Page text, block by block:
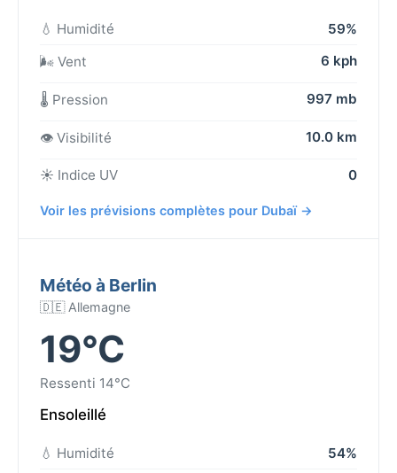
💧 Humidité
59%
🌬️ Vent
6 kph
🌡️ Pression 997 mb
👁️ Visibilité 10.0 km
☀️ Indice UV 0
Voir les prévisions complètes pour Dubaï →
Météo à Berlin
🇩🇪 Allemagne
19°C
Ressenti 14°C
Ensoleillé
💧 Humidité
54%